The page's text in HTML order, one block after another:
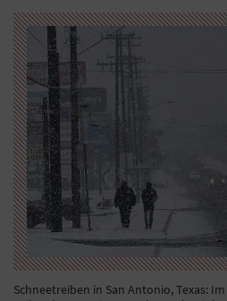
Schneetreiben in San Antonio, Texas: